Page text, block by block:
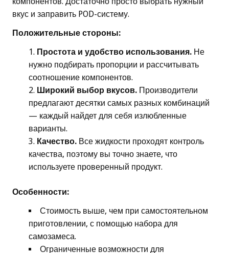
вкус и заправить POD-систему.
Положительные стороны:
Простота и удобство использования. Не
нужно подбирать пропорции и рассчитывать
соотношение компонентов.
Широкий выбор вкусов. Производители
предлагают десятки самых разных комбинаций
— каждый найдет для себя излюбленные
варианты.
Качество. Все жидкости проходят контроль
качества, поэтому вы точно знаете, что
используете проверенный продукт.
Особенности:
Стоимость выше, чем при самостоятельном
приготовлении, с помощью набора для
самозамеса.
Ограниченные возможности для